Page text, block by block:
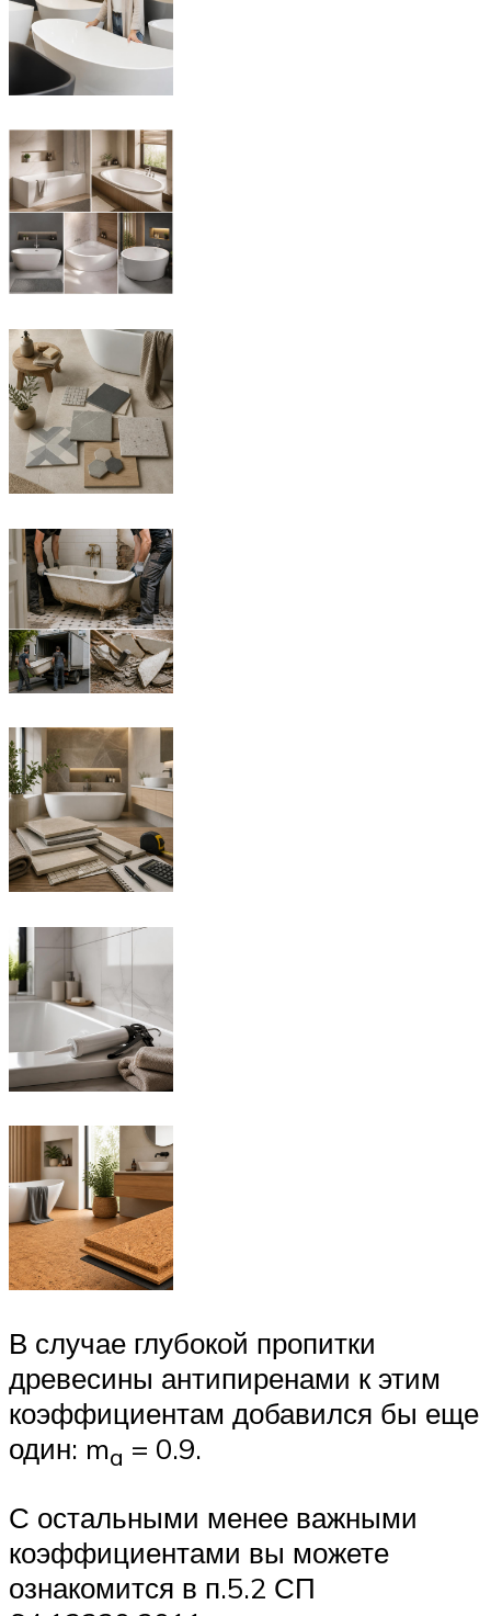
В случае глубокой пропитки
древесины антипиренами к этим
коэффициентам добавился бы еще
один: ma = 0.9.
С остальными менее важными
коэффициентами вы можете
ознакомится в п.5.2 СП